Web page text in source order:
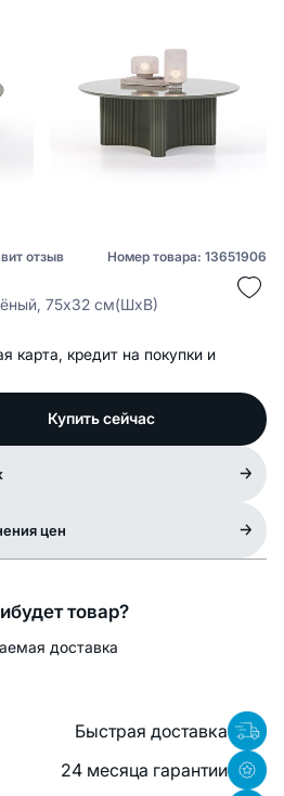
отзыв Номер товара: 13651906
75x32 см(ШxВ)
карта, кредит на покупки и
Купить сейчас
цен
товар?
доставка
Быстрая доставка
24 месяца гарантии